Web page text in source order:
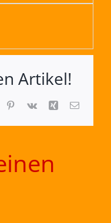
Artikel!
Pinterest
Vk Xing E-